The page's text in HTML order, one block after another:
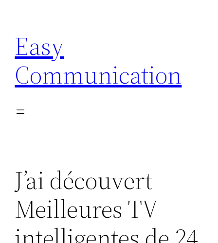
contenu
Easy
Communication
J’ai découvert
Meilleures TV